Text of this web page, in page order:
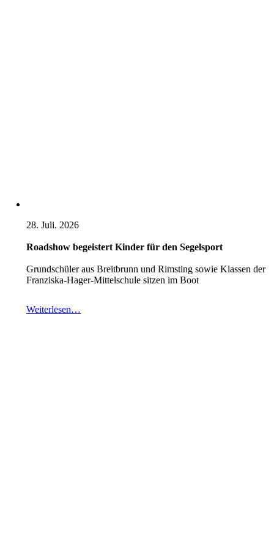
28. Juli. 2026
Roadshow begeistert Kinder für den Segelsport
Grundschüler aus Breitbrunn und Rimsting sowie Klassen der
Franziska-Hager-Mittelschule sitzen im Boot
Weiterlesen…